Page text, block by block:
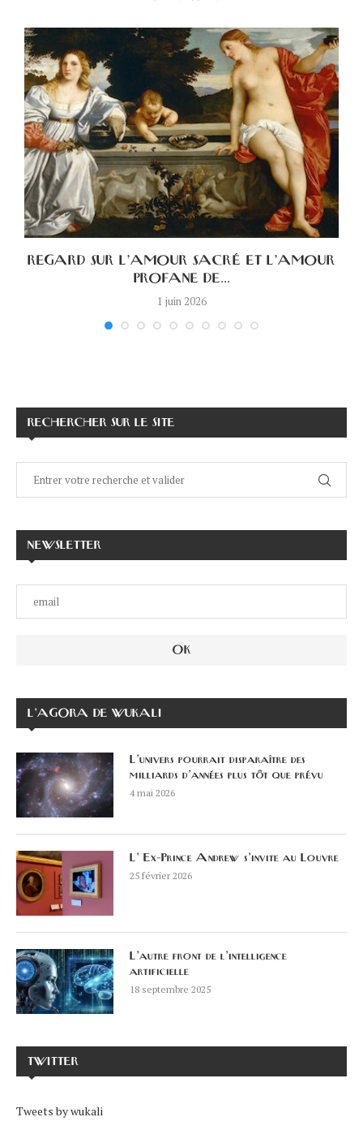
REGARD SUR L’AMOUR SACRÉ ET L’AMOUR
PROFANE DE...
1 juin 2026
RECHERCHER SUR LE SITE
NEWSLETTER
L’AGORA DE WUKALI
L’univers pourrait disparaître des
milliards d’années plus tôt que prévu
4 mai 2026
L’ Ex-Prince Andrew s’invite au Louvre
25 février 2026
L’autre front de l’intelligence
artificielle
18 septembre 2025
TWITTER
Tweets by wukali